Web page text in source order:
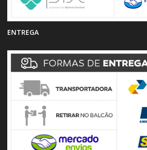
ENTREGA